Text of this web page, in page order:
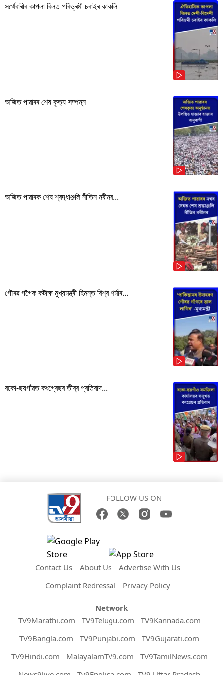
সৰ্থেবাৰীৰ কাপলা বিলত পৰিভ্ৰমী চৰাইৰ কাকলি
অজিত পাৱাৰৰ শেষ কৃত্য সম্পন্ন
অজিত পাৱাৰক শেষ শ্ৰদ্ধাঞ্জলি নীতিন নবীনৰ...
গৌৰৱ গগৈক কটাক্ষ মুখ্যমন্ত্ৰী হিমন্ত বিশ্ব শৰ্মাৰ...
বকো-ছয়গাঁৱত কংগ্ৰেছৰ তীব্ৰ প্ৰতিবাদ...
FOLLOW US ON
Contact Us About Us
Advertise With Us
Complaint Redressal
Privacy Policy
Network
TV9Marathi.com
TV9Telugu.com
TV9Kannada.com
TV9Bangla.com
TV9Punjabi.com
TV9Gujarati.com
TV9Hindi.com
MalayalamTV9.com
TV9TamilNews.com